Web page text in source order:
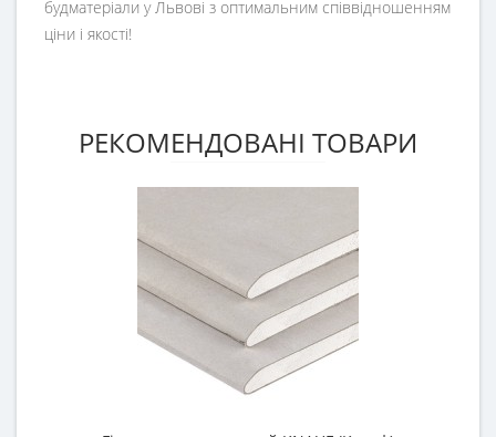
будматеріали у Львові з оптимальним співвідношенням
ціни і якості!
РЕКОМЕНДОВАНІ ТОВАРИ